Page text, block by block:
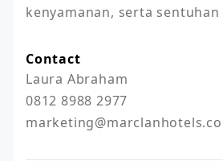
kenyamanan, serta
Contact
Laura Abraham
0812 8988 2977